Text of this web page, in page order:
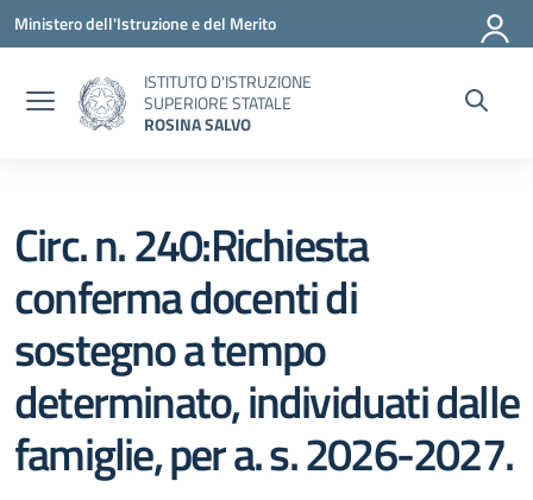
Vai ai contenuti
Vai al menu di navigazione
Vai al footer
Ministero dell'Istruzione e del Merito
ISTITUTO D'ISTRUZIONE
SUPERIORE STATALE
ROSINA SALVO
Circ. n. 240:Richiesta
conferma docenti di
sostegno a tempo
determinato, individuati dalle
famiglie, per a. s. 2026-2027.